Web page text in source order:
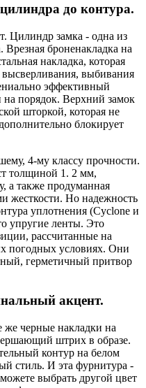
до контура.
Цилиндр замка - одна из
броненакладка на
накладка, которая
выбивания
эффективный
на порядок. Верхний замок
шторкой, которая не
блокирует
4-му классу прочности.
толщиной 1. 2 мм,
а также продуманная
жесткости. Но надежность
уплотнения (Cyclone и
упругие ленты. Это
рассчитанные на
погодных условиях. Они
герметичный притвор
акцент.
же черные накладки на
штрих в образе.
контур на белом
стиль. И эта фурнитура -
выбрать другой цвет